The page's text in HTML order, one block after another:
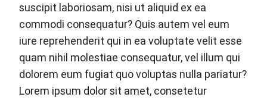
suscipit laboriosam, nisi ut aliquid ex ea
commodi consequatur? Quis autem vel eum
iure reprehenderit qui in ea voluptate velit esse
quam nihil molestiae consequatur, vel illum qui
dolorem eum fugiat quo voluptas nulla pariatur?
Lorem ipsum dolor sit amet, consetetur